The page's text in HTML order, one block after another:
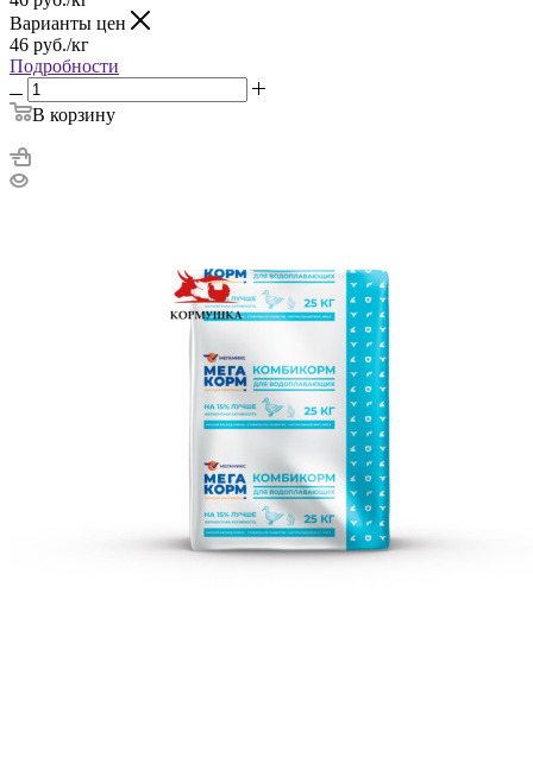
Варианты цен
46 руб./кг
Подробности
В корзину